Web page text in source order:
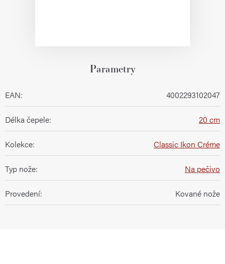
Parametry
EAN: 4002293102047
Délka čepele: 20 cm
Kolekce: Classic Ikon Créme
Typ nože: Na pečivo
Provedení: Kované nože